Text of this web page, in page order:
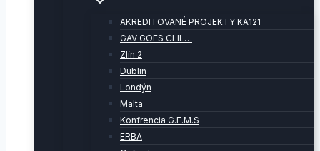
AKREDITOVANÉ PROJEKTY KA121
GAV GOES CLIL…
Zlín 2
Dublin
Londýn
Malta
Konfrencia G.E.M.S
ERBA